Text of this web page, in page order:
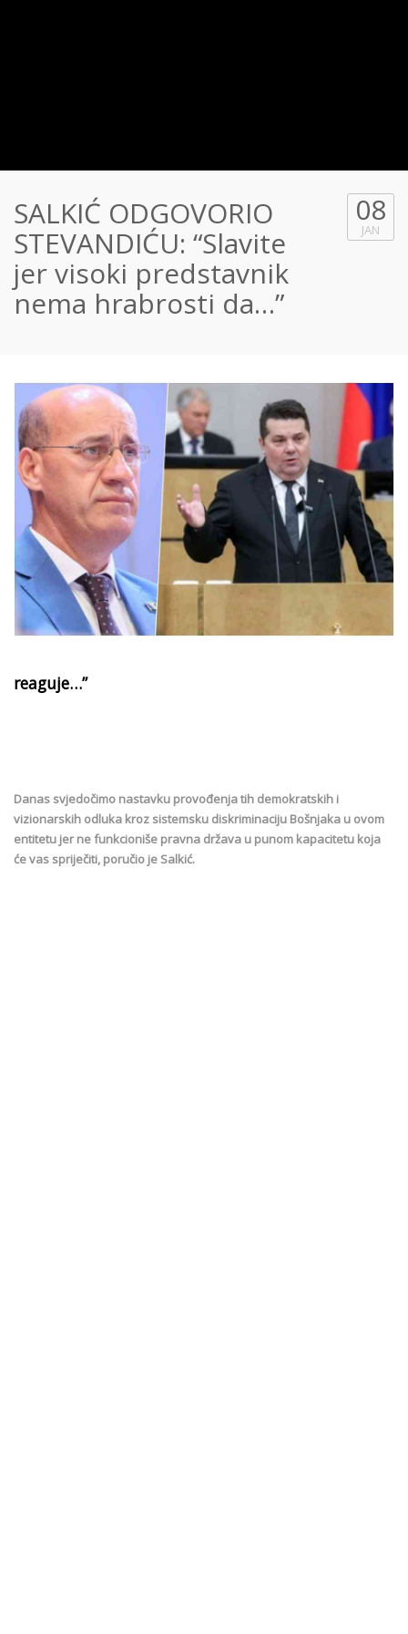
SALKIĆ ODGOVORIO
STEVANDIĆU: “Slavite
jer visoki predstavnik
nema hrabrosti da…”
08
JAN
reaguje…”
Danas svjedočimo nastavku provođenja tih demokratskih i
vizionarskih odluka kroz sistemsku diskriminaciju Bošnjaka u ovom
entitetu jer ne funkcioniše pravna država u punom kapacitetu koja
će vas spriječiti, poručio je Salkić.